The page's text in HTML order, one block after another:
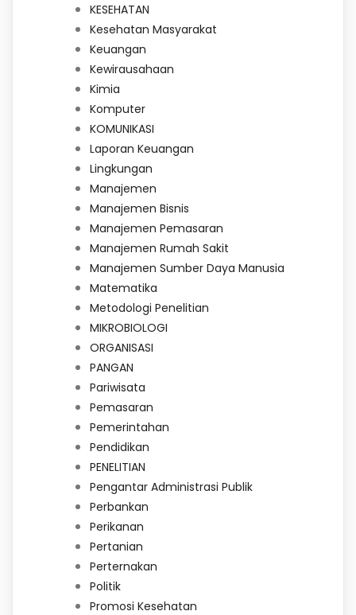
KESEHATAN
Kesehatan Masyarakat
Keuangan
Kewirausahaan
Kimia
Komputer
KOMUNIKASI
Laporan Keuangan
Lingkungan
Manajemen
Manajemen Bisnis
Manajemen Pemasaran
Manajemen Rumah Sakit
Manajemen Sumber Daya Manusia
Matematika
Metodologi Penelitian
MIKROBIOLOGI
ORGANISASI
PANGAN
Pariwisata
Pemasaran
Pemerintahan
Pendidikan
PENELITIAN
Pengantar Administrasi Publik
Perbankan
Perikanan
Pertanian
Perternakan
Politik
Promosi Kesehatan